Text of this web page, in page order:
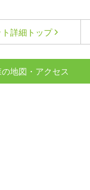
詳細 トップ
地図・アクセス